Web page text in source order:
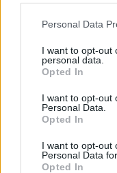
Please note that this
not limited to your
grant or deny
use your data for
consent section.
Personal Data
I want to opt-out
personal data.
Opted In
I want to opt-out
Personal Data.
Opted In
I want to opt-out
Personal Data
Opted In
azonban a
versenyautó
elektromos széria
a fejlesztési
tájékoztatása
hónapokban több
majd a Formula E